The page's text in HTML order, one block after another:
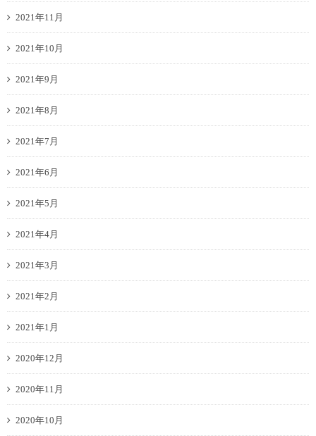
2021年11月
2021年10月
2021年9月
2021年8月
2021年7月
2021年6月
2021年5月
2021年4月
2021年3月
2021年2月
2021年1月
2020年12月
2020年11月
2020年10月